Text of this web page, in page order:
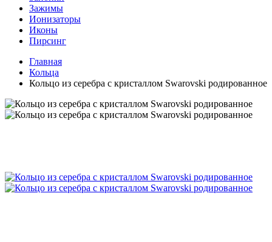
Зажимы
Ионизаторы
Иконы
Пирсинг
Главная
Кольца
Кольцо из серебра с кристаллом Swarovski родированное